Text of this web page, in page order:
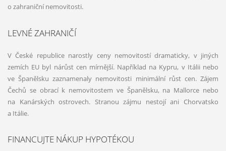
o zahraniční nemovitosti.
LEVNÉ ZAHRANIČÍ
V České republice narostly ceny nemovitostí dramaticky, v jiných
zemích EU byl nárůst cen mírnější. Například na Kypru, v Itálii nebo
ve Španělsku zaznamenaly nemovitosti minimální růst cen. Zájem
Čechů se obrací k nemovitostem ve Španělsku, na Mallorce nebo
na Kanárských ostrovech. Stranou zájmu nestojí ani Chorvatsko
a Itálie.
FINANCUJTE NÁKUP HYPOTÉKOU